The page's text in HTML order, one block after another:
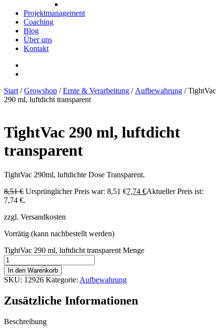
Projektmanagement
Coaching
Blog
Über uns
Kontakt
Start /Growshop /Ernte & Verarbeitung / Aufbewahrung / TightVac
290 ml, luftdicht transparent
TightVac 290 ml, luftdicht
transparent
TightVac 290ml, luftdichte Dose Transparent.
8,51€ Ursprünglicher Preis war: 8,51 €7,74 €Aktueller Preis ist:
7,74 €.
zzgl. Versandkosten
Vorrätig (kann nachbestellt werden)
TightVac 290 ml, luftdicht transparent Menge
In den Warenkorb
SKU: 12926 Kategorie: Aufbewahrung
Zusätzliche Informationen
Beschreibung